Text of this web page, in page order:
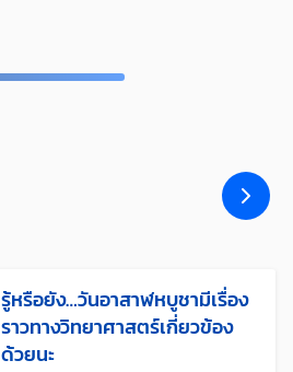
รู้หรือยัง…วันอาสาฬหบูชามีเรื่อง
ราวทางวิทยาศาสตร์เกี่ยวข้อง
ด้วยนะ